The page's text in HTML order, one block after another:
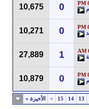
0
10,675
0
10,271
1
27,889
0
10,879
13
14
15
> الأخيرة »